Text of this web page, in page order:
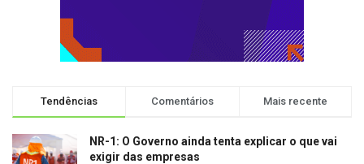
Tendências Comentários Mais recente
NR-1: O Governo ainda tenta explicar o que vai
exigir das empresas